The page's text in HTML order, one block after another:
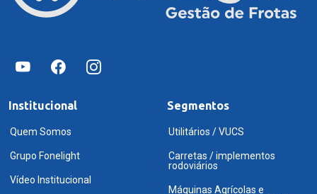
Institucional
Quem Somos
Grupo Fonelight
Vídeo Institucional
Segmentos
Utilitários / VUCS
Carretas / implementos
rodoviários
Máquinas Agrícolas e